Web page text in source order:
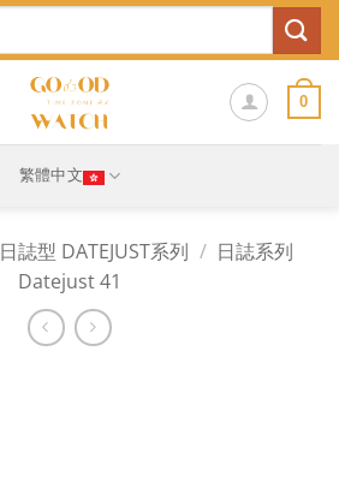
0
繁體中文
日誌型 DATEJUST系列 / 日誌系列
Datejust 41